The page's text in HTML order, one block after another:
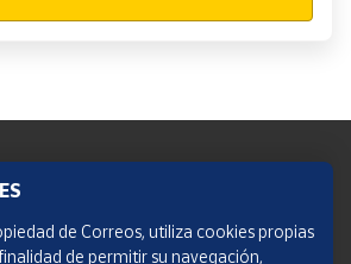
de Correos, utiliza cookies propias
de permitir su navegación,